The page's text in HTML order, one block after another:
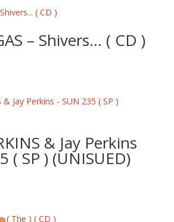
– Shivers… ( CD )
& Jay Perkins
( SP ) (UNISUED)